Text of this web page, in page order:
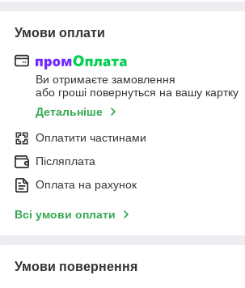
Умови оплати
Ви отримаєте замовлення
або гроші повернуться на вашу картку
Детальніше
Оплатити частинами
Післяплата
Оплата на рахунок
Всі умови оплати
Умови повернення